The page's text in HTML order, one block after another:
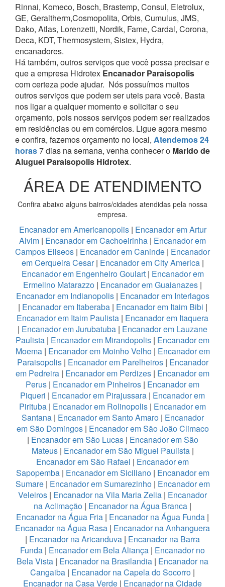
Rinnai, Komeco, Bosch, Brastemp, Consul, Eletrolux,
GE, Geraltherm,Cosmopolita, Orbis, Cumulus, JMS,
Dako, Atlas, Lorenzetti, Nordik, Fame, Cardal, Corona,
Deca, KDT, Thermosystem, Sistex, Hydra,
encanadores.
Há também, outros serviços que você possa precisar e
que a empresa Hidrotex Encanador Paraisopolis
com certeza pode ajudar. Nós possuímos muitos
outros serviços que podem ser uteis para você. Basta
nos ligar a qualquer momento e solicitar o seu
orçamento, pois nossos serviços podem ser realizados
em residências ou em comércios. Ligue agora mesmo
e confira, fazemos orçamento no local, Atendemos 24
horas7 dias na semana, venha conhecer o Marido de
Aluguel Paraisopolis Hidrotex.
ÁREA DE ATENDIMENTO
Confira abaixo alguns bairros/cidades atendidas pela nossa
empresa.
Encanador em Americanopolis | Encanador em Artur
Alvim | Encanador em Cachoeirinha | Encanador em
Campos Eliseos | Encanador em Caninde | Encanador
em Cerqueira Cesar| Encanador em City America |
Encanador em Engenheiro Goulart | Encanador em
Ermelino Matarazzo | Encanador em Guaianazes |
Encanador em Indianopolis| Encanador em Interlagos
| Encanador em Itaberaba| Encanador em Itaim Bibi |
Encanador em Itaim Paulista | Encanador em Itaquera
| Encanador em Jurubatuba | Encanador em Lauzane
Paulista | Encanador em Mirandopolis | Encanador em
Moema| Encanador em Moinho Velho | Encanador em
Paraisopolis| Encanador em Parelheiros| Encanador
em Pedreira | Encanador em Perdizes | Encanador em
Perus | Encanador em Pinheiros | Encanador em
Piqueri | Encanador em Pirajussara | Encanador em
Pirituba | Encanador em Rolinopolis | Encanador em
Santana| Encanador em Santo Amaro| Encanador
em São Domingos| Encanador em São João Climaco
| Encanador em São Lucas| Encanador em São
Mateus | Encanador em São Miguel Paulista|
Encanador em São Rafael | Encanador em
Sapopemba | Encanador em Siciliano| Encanador em
Sumare| Encanador em Sumarezinho| Encanador em
Veleiros | Encanador na Vila Maria Zelia | Encanador
na Aclimação | Encanador na Água Branca |
Encanador na Água Fria | Encanador na Água Funda |
Encanador na Água Rasa | Encanador na Anhanguera
| Encanador na Aricanduva | Encanador na Barra
Funda | Encanador em Bela Aliança | Encanador no
Bela Vista | Encanador na Brasilandia | Encanador na
Cangaiba | Encanador na Capela do Socorro |
Encanador na Casa Verde | Encanador na Cidade